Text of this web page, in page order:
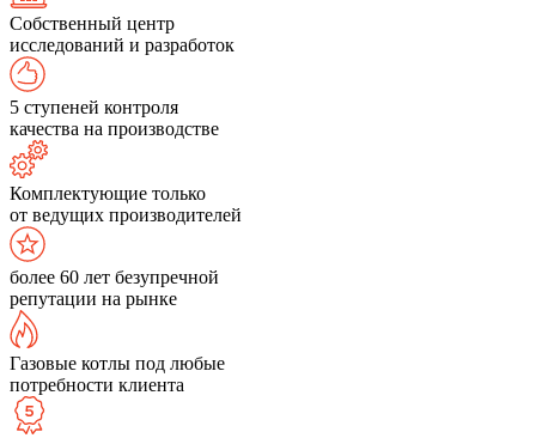
Собственный центр
исследований и разработок
5 ступеней контроля
качества на производстве
Комплектующие только
от ведущих производителей
более 60 лет безупречной
репутации на рынке
Газовые котлы под любые
потребности клиента